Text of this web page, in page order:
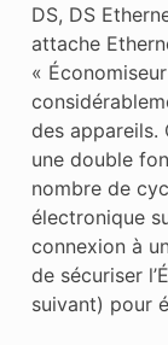
DS, DS
attache
«
des
une double
nombre de
électronique
connexion à
de sécuriser
suivant) pour